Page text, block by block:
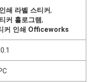
쇄 라벨 스티커,
커 홀로그램,
커 인쇄 Officeworks